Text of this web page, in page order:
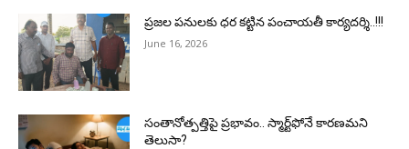
ప్రజల పనులకు ధర కట్టిన పంచాయతీ కార్యదర్శి..!!!
June 16, 2026
సంతానోత్పత్తిపై ప్రభావం.. స్మార్ట్‌ఫోనే కారణమని
తెలుసా?